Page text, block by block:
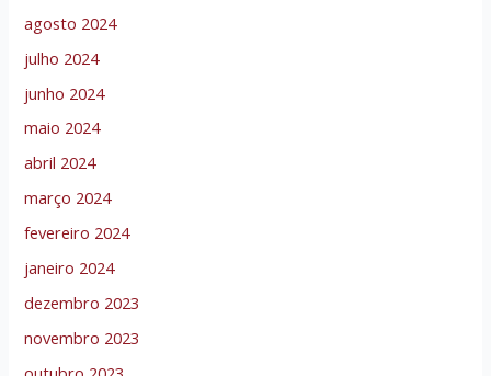
agosto 2024
julho 2024
junho 2024
maio 2024
abril 2024
março 2024
fevereiro 2024
janeiro 2024
dezembro 2023
novembro 2023